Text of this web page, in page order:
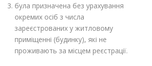
була призначена без урахування
окремих осіб з числа
зареєстрованих у житловому
приміщенні (будинку), які не
проживають за місцем реєстрації.